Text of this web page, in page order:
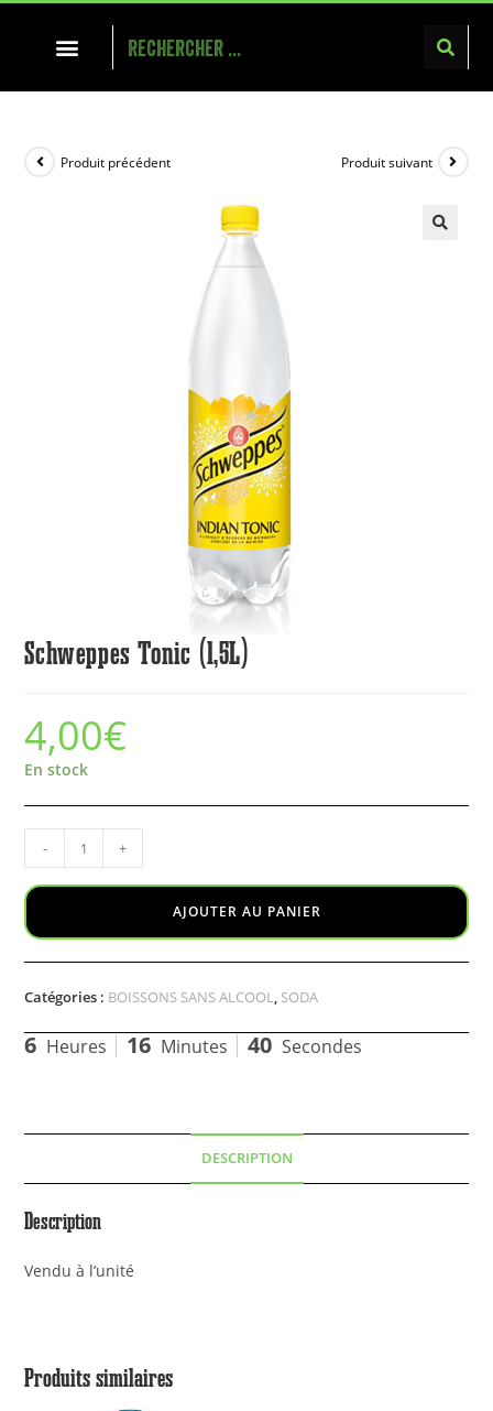
Produit précédent Produit suivant
Schweppes Tonic (1,5L)
4,00€
En stock
- +
AJOUTER AU PANIER
Catégories : BOISSONS SANS ALCOOL, SODA
6 Heures 16 Minutes 40 Secondes
DESCRIPTION
Description
Vendu à l’unité
Produits similaires